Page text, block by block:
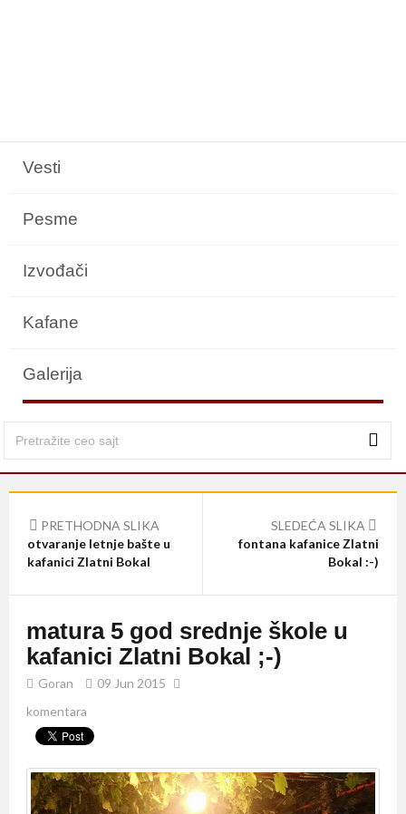
Vesti
Pesme
Izvođači
Kafane
Galerija
PRETHODNA SLIKA
otvaranje letnje bašte u
kafanici Zlatni Bokal
SLEDEĆA SLIKA
fontana kafanice Zlatni
Bokal :-)
matura 5 god srednje škole u
kafanici Zlatni Bokal ;-)
Goran
09 Jun 2015
komentara